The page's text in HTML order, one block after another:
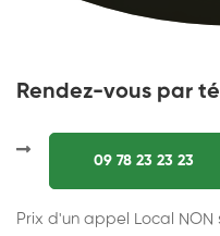
Rendez-vous par
09 78 23 23 23
Prix d'un appel Local NON